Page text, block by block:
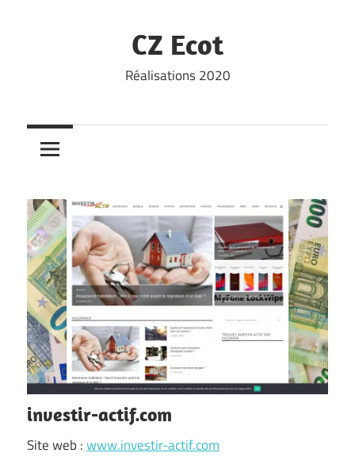
CZ Ecot
Réalisations 2020
investir-actif.com
Site web :www.investir-actif.com